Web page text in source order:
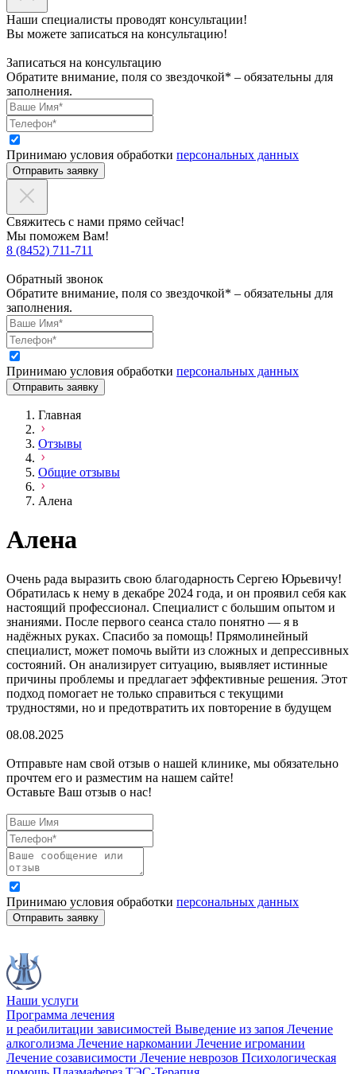
Наши специалисты проводят консультации!
Вы можете записаться на консультацию!
Записаться на консультацию
Обратите внимание, поля со звездочкой* – обязательны для
заполнения.
Принимаю условия обработки персональных данных
Отправить заявку
Свяжитесь с нами прямо сейчас!
Мы поможем Вам!
8 (8452) 711-711
Обратный звонок
Обратите внимание, поля со звездочкой* – обязательны для
заполнения.
Принимаю условия обработки персональных данных
Отправить заявку
Главная
Отзывы
Общие отзывы
Алена
Алена
Очень рада выразить свою благодарность Сергею Юрьевичу!
Обратилась к нему в декабре 2024 года, и он проявил себя как
настоящий профессионал. Специалист с большим опытом и
знаниями. После первого сеанса стало понятно — я в
надёжных руках. Спасибо за помощь! Прямолинейный
специалист, может помочь выйти из сложных и депрессивных
состояний. Он анализирует ситуацию, выявляет истинные
причины проблемы и предлагает эффективные решения. Этот
подход помогает не только справиться с текущими
трудностями, но и предотвратить их повторение в будущем
08.08.2025
Отправьте нам свой отзыв о нашей клинике, мы обязательно
прочтем его и разместим на нашем сайте!
Оставьте Ваш отзыв о нас!
Принимаю условия обработки персональных данных
Отправить заявку
Наши услуги
Программа лечения
и реабилитации зависимостей Выведение из запоя Лечение
алкоголизма Лечение наркомании Лечение игромании
Лечение созависимости Лечение неврозов Психологическая